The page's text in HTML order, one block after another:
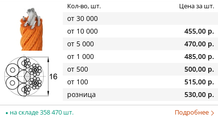
Кол-во, шт. Цена за шт.
от 30 000
от 10 000
455,00 р.
от 5 000
470,00 р.
от 1 000
485,00 р.
от 500
500,00 р.
от 100
515,00 р.
розница
530,00 р.
на складе 358 470 шт. Подробнее